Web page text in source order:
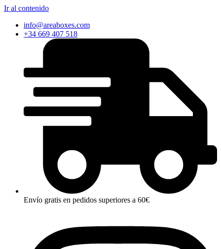
Ir al contenido
info@areaboxes.com
+34 669 407 518
Envío gratis en pedidos superiores a 60€